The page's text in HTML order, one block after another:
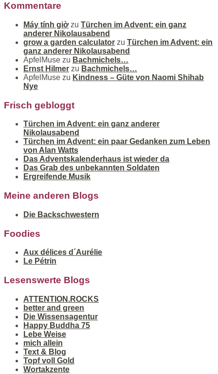
Kommentare
Máy tính giờzu Türchen im Advent: ein ganz
anderer Nikolausabend
grow a garden calculator zu Türchen im Advent: ein
ganz anderer Nikolausabend
ApfelMuse zu Bachmichels…
Ernst Hilmer zu Bachmichels…
ApfelMuse zu Kindness – Güte von Naomi Shihab
Nye
Frisch gebloggt
Türchen im Advent: ein ganz anderer
Nikolausabend
Türchen im Advent: ein paar Gedanken zum Leben
von Alan Watts
Das Adventskalenderhaus ist wieder da
Das Grab des unbekannten Soldaten
Ergreifende Musik
Meine anderen Blogs
Die Backschwestern
Foodies
Aux délices d´Aurélie
Le Pétrin
Lesenswerte Blogs
ATTENTION.ROCKS
better and green
Die Wissensagentur
Happy Buddha 75
Lebe Weise
mich allein
Text & Blog
Topf voll Gold
Wortakzente